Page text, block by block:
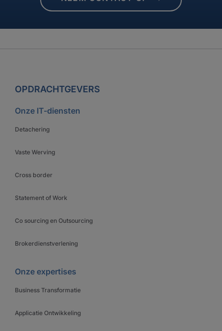
OPDRACHTGEVERS
Onze IT-diensten
Detachering
Vaste Werving
Cross border
Statement of Work
Co sourcing en Outsourcing
Brokerdienstverlening
Onze expertises
Business Transformatie
Applicatie Ontwikkeling